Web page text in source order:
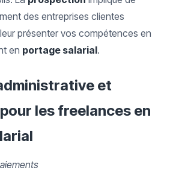
des entreprises clientes
présenter vos compétences en
en portage salarial.
et
les freelances en